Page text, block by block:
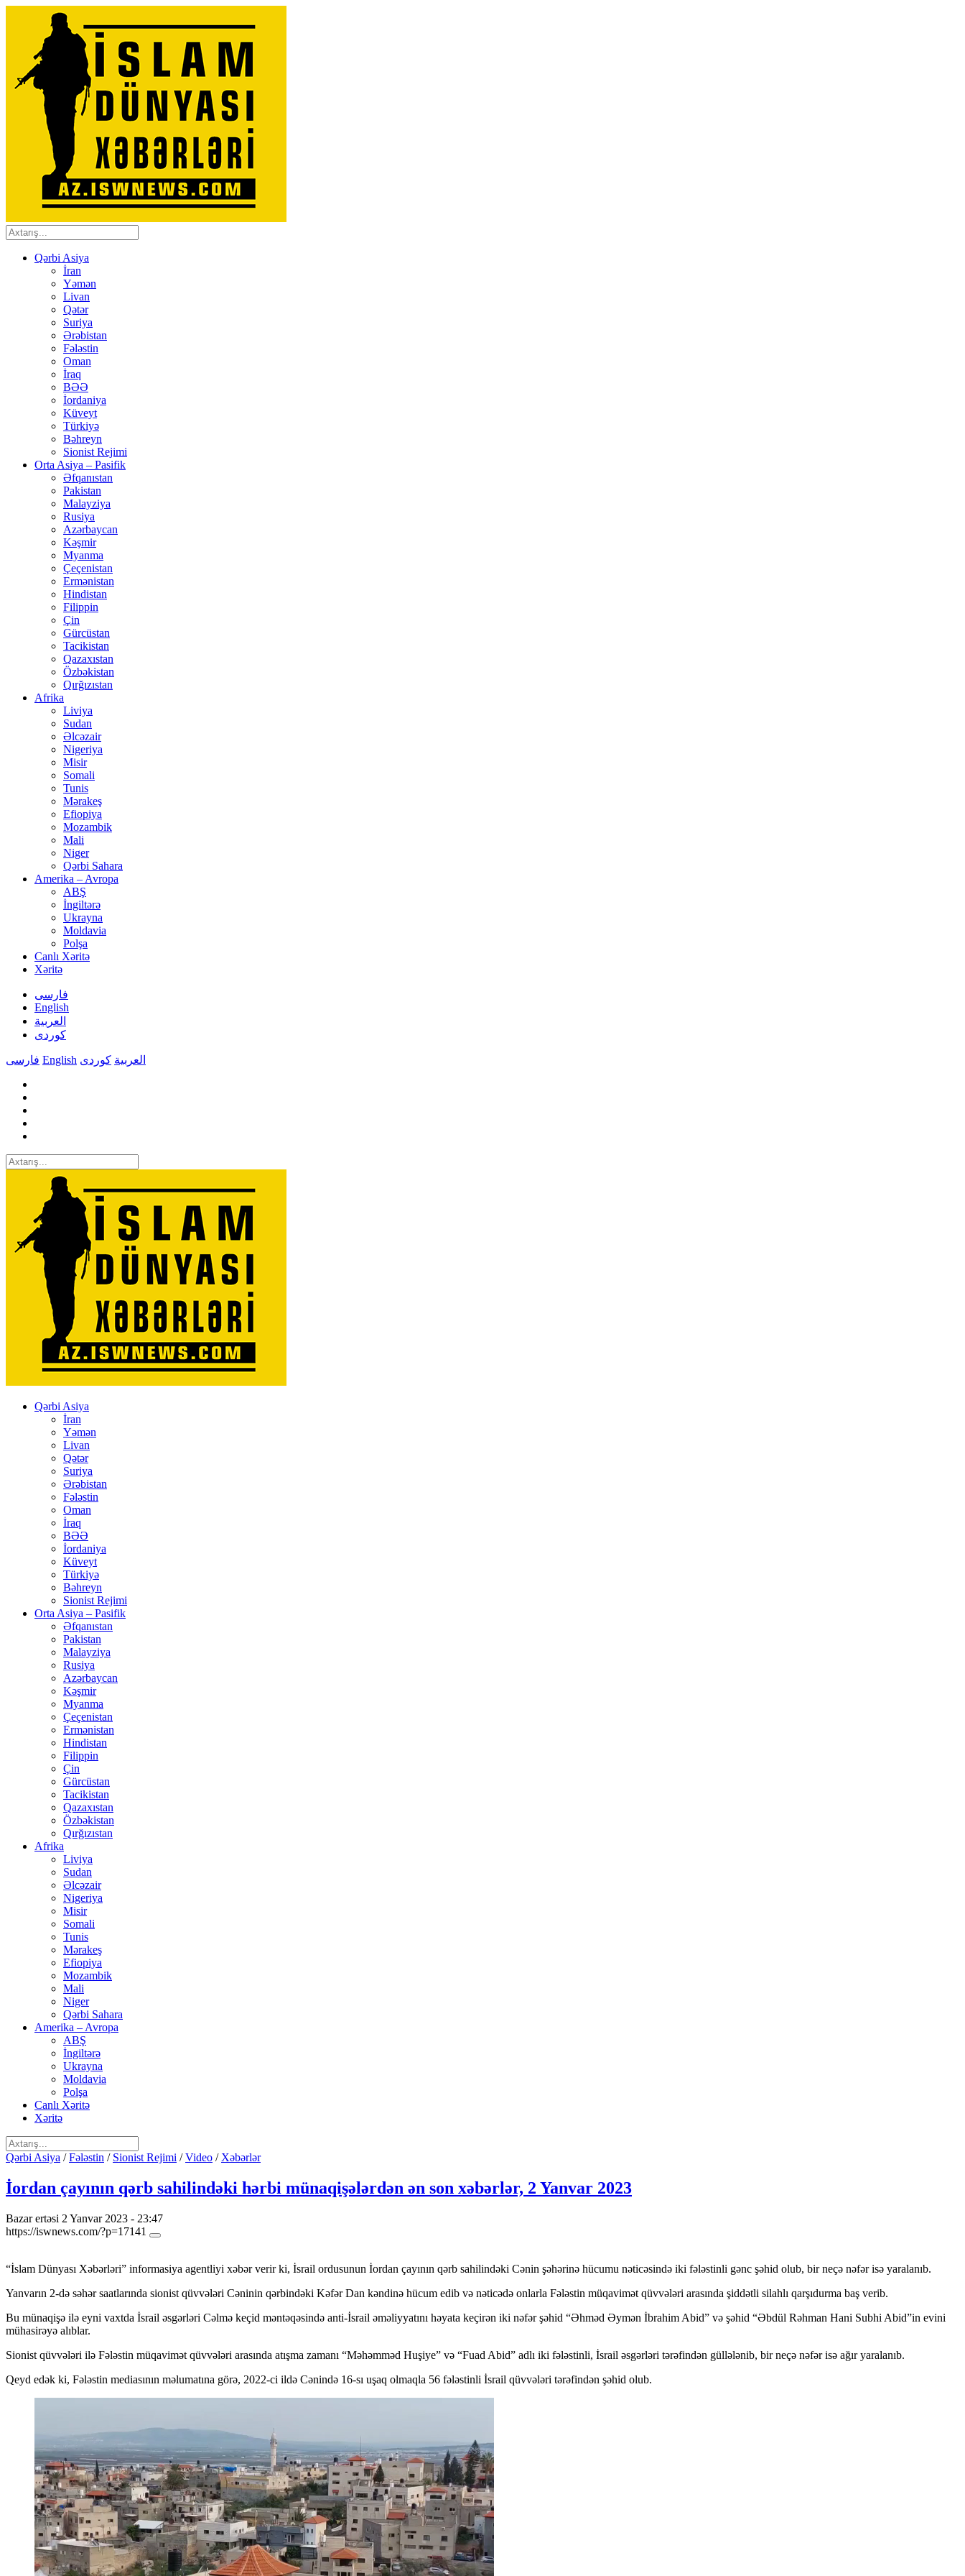
Qərbi Asiya
İran
Yəmən
Livan
Qətər
Suriya
Ərəbistan
Fələstin
Oman
İraq
BƏƏ
İordaniya
Küveyt
Türkiyə
Bəhreyn
Sionist Rejimi
Orta Asiya – Pasifik
Əfqanıstan
Pakistan
Malayziya
Rusiya
Azərbaycan
Kəşmir
Myanma
Çeçenistan
Ermənistan
Hindistan
Filippin
Çin
Gürcüstan
Tacikistan
Qazaxıstan
Özbəkistan
Qırğızıstan
Afrika
Liviya
Sudan
Əlcəzair
Nigeriya
Misir
Somali
Tunis
Mərakeş
Efiopiya
Mozambik
Mali
Niger
Qərbi Sahara
Amerika – Avropa
ABŞ
İngiltərə
Ukrayna
Moldavia
Polşa
Canlı Xəritə
Xəritə
فارسی
English
العربیة
کوردی
فارسی English العربیة کوردی
Qərbi Asiya
İran
Yəmən
Livan
Qətər
Suriya
Ərəbistan
Fələstin
Oman
İraq
BƏƏ
İordaniya
Küveyt
Türkiyə
Bəhreyn
Sionist Rejimi
Orta Asiya – Pasifik
Əfqanıstan
Pakistan
Malayziya
Rusiya
Azərbaycan
Kəşmir
Myanma
Çeçenistan
Ermənistan
Hindistan
Filippin
Çin
Gürcüstan
Tacikistan
Qazaxıstan
Özbəkistan
Qırğızıstan
Afrika
Liviya
Sudan
Əlcəzair
Nigeriya
Misir
Somali
Tunis
Mərakeş
Efiopiya
Mozambik
Mali
Niger
Qərbi Sahara
Amerika – Avropa
ABŞ
İngiltərə
Ukrayna
Moldavia
Polşa
Canlı Xəritə
Xəritə
Qərbi Asiya /Fələstin / Sionist Rejimi /Video / Xəbərlər
İordan çayının qərb sahilindəki hərbi münaqişələrdən ən son xəbərlər, 2 Yanvar 2023
Bazar ertəsi 2 Yanvar 2023 - 23:47
https://iswnews.com/?p=17141
“İslam Dünyası Xəbərləri” informasiya agentliyi xəbər verir ki, İsrail ordusunun İordan çayının qərb sahilindəki Cənin şəhərinə hücumu nəticəsində iki fələstinli gənc şəhid olub, bir neçə nəfər isə yaralanıb.
Yanvarın 2-də səhər saatlarında sionist qüvvələri Cəninin qərbindəki Kəfər Dan kəndinə hücum edib və nəticədə onlarla Fələstin müqavimət qüvvələri arasında şiddətli silahlı qarşıdurma baş verib.
Bu münaqişə ilə eyni vaxtda İsrail əsgərləri Cəlmə keçid məntəqəsində anti-İsrail əməliyyatını həyata keçirən iki nəfər şəhid “Əhməd Əymən İbrahim Abid” və şəhid “Əbdül Rəhman Hani Subhi Abid”in evini
mühasirəyə alıblar.
Sionist qüvvələri ilə Fələstin müqavimət qüvvələri arasında atışma zamanı “Məhəmməd Huşiye” və “Fuad Abid” adlı iki fələstinli, İsrail əsgərləri tərəfindən güllələnib, bir neçə nəfər isə ağır yaralanıb.
Qeyd edək ki, Fələstin mediasının məlumatına görə, 2022-ci ildə Cənində 16-sı uşaq olmaqla 56 fələstinli İsrail qüvvələri tərəfindən şəhid olub.